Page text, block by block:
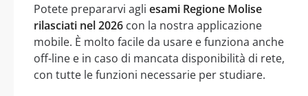
Potete prepararvi agli esami Regione Molise
rilasciati nel 2026 con la nostra applicazione
mobile. È molto facile da usare e funziona anche
off-line e in caso di mancata disponibilità di rete,
con tutte le funzioni necessarie per studiare.